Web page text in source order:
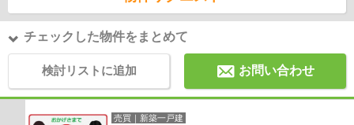
チェックした物件をまとめて
検討リストに追加 お問い合わせ
売買｜新築一戸建